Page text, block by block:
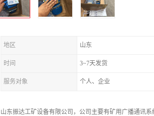
地区 山东
时间 3~7天发货
服务对象 个人、企业
山东振达工矿设备有限公司，公司主要有矿用广播通讯